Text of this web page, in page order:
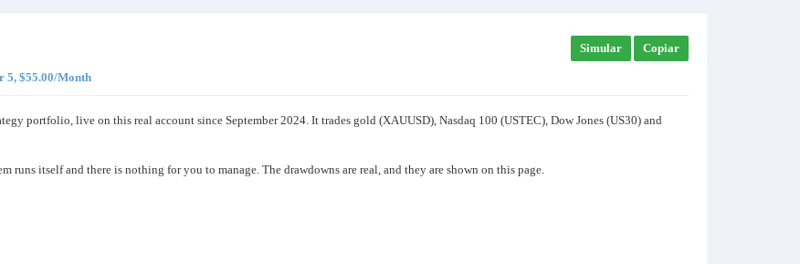
5, $55.00/Month
Simular Copiar
portfolio, live on this real account since September 2024. It trades gold (XAUUSD), Nasdaq 100 (USTEC), Dow Jones (US30) and
runs itself and there is nothing for you to manage. The drawdowns are real, and they are shown on this page.